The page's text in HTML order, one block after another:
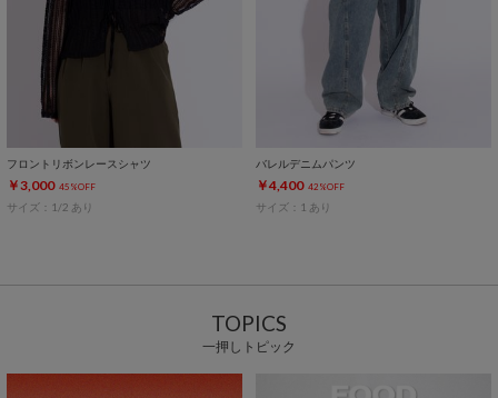
フロントリボンレースシャツ
￥3,000 45%OFF
サイズ：1/2 あり
バレルデニムパンツ
￥4,400 42%OFF
サイズ：1 あり
TOPICS
一押しトピック